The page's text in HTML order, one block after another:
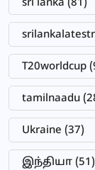
sri lanka (81)
T20worldcup
tamilnaadu
Ukraine (37)
இந்தியா (51)